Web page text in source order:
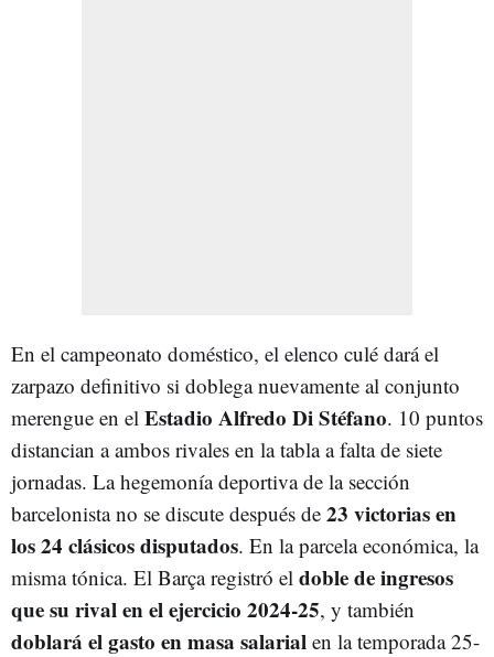
En el campeonato doméstico, el elenco culé dará el
zarpazo definitivo si doblega nuevamente al conjunto
merengue en el Estadio Alfredo Di Stéfano. 10 puntos
distancian a ambos rivales en la tabla a falta de siete
jornadas. La hegemonía deportiva de la sección
barcelonista no se discute después de 23 victorias en
los 24 clásicos disputados. En la parcela económica, la
misma tónica. El Barça registró el doble de ingresos
que su rival en el ejercicio 2024-25, y también
doblará el gasto en masa salarial en la temporada 25-